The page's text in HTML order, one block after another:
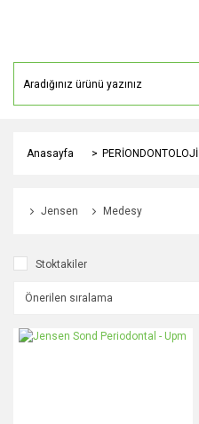
Anasayfa PERİONDONTOLOJİ
Jensen Medesy
Stoktakiler